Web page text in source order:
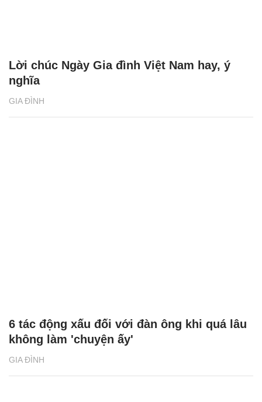
GIA ĐÌNH
Lời chúc Ngày Gia đình Việt Nam hay, ý
nghĩa
GIA ĐÌNH
6 tác động xấu đối với đàn ông khi quá lâu
không làm 'chuyện ấy'